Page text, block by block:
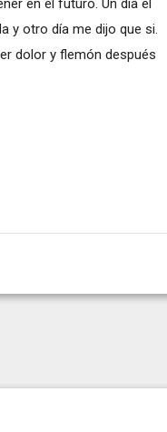
en el futuro. Un día el
y otro día me dijo que si.
dolor y flemón después